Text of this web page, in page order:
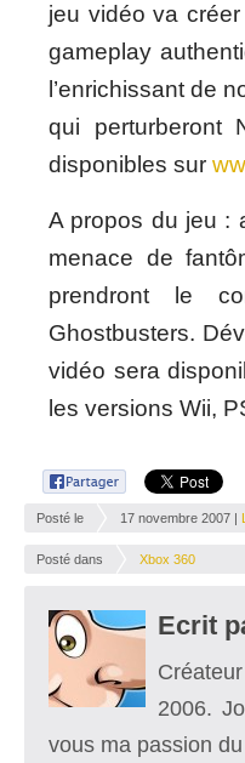
jeu vidéo va
gameplay
l’enrichissant de
qui perturberont
disponibles sur
A propos du jeu :
menace de
prendront le
Ghostbusters.
vidéo sera
les versions Wii,
Posté le 17 novembre 2007 |
Posté dans Xbox 360
Ecrit
2006.
vous ma passion